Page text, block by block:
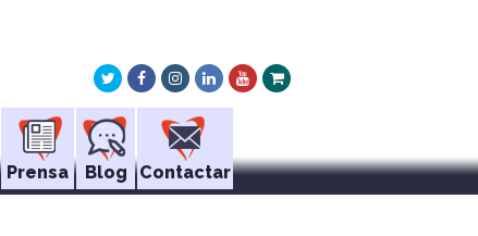
TwitterFacebookInstagram
LinkedInYoutube
Xing
Prensa Blog Contactar